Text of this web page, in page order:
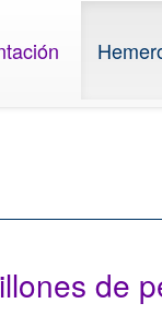
de